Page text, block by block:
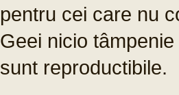
pentru cei care nu
Geei nicio
sunt reproductibile.